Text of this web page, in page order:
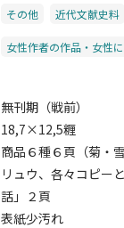
その他 近代文献史料
女性作者の作品・女性
無刊期（戦前）
18,7×12,5糎
商品６種６頁（菊・
リュウ、各々コピー
話」２頁
表紙少汚れ